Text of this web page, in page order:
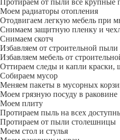
Протираем от пыли все крупные
Моем радиаторы отопления
Отодвигаем легкую мебель при
Снимаем защитную пленку и
Снимаем скотч
Избавляем от строительной
Избавляем мебель от
Оттираем следы и капли краски,
Собираем мусор
Меняем пакеты в мусорных
Моем грязную посуду в раковине
Моем плиту
Протираем пыль на всех
Протираем от пыли столешницы
Моем стол и стулья